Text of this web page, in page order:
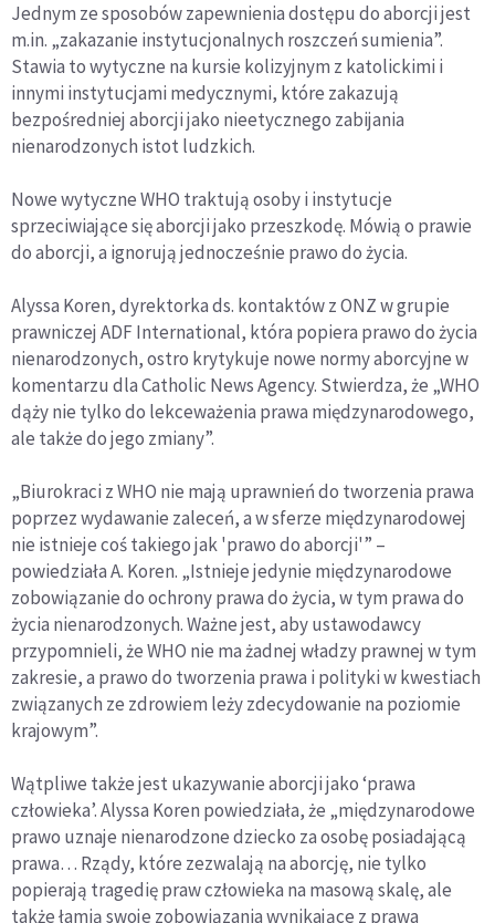
Jednym ze sposobów zapewnienia dostępu do aborcji jest
m.in. „zakazanie instytucjonalnych roszczeń sumienia”.
Stawia to wytyczne na kursie kolizyjnym z katolickimi i
innymi instytucjami medycznymi, które zakazują
bezpośredniej aborcji jako nieetycznego zabijania
nienarodzonych istot ludzkich.
Nowe wytyczne WHO traktują osoby i instytucje
sprzeciwiające się aborcji jako przeszkodę. Mówią o prawie
do aborcji, a ignorują jednocześnie prawo do życia.
Alyssa Koren, dyrektorka ds. kontaktów z ONZ w grupie
prawniczej ADF International, która popiera prawo do życia
nienarodzonych, ostro krytykuje nowe normy aborcyjne w
komentarzu dla Catholic News Agency. Stwierdza, że „WHO
dąży nie tylko do lekceważenia prawa międzynarodowego,
ale także do jego zmiany”.
„Biurokraci z WHO nie mają uprawnień do tworzenia prawa
poprzez wydawanie zaleceń, a w sferze międzynarodowej
nie istnieje coś takiego jak 'prawo do aborcji'” –
powiedziała A. Koren. „Istnieje jedynie międzynarodowe
zobowiązanie do ochrony prawa do życia, w tym prawa do
życia nienarodzonych. Ważne jest, aby ustawodawcy
przypomnieli, że WHO nie ma żadnej władzy prawnej w tym
zakresie, a prawo do tworzenia prawa i polityki w kwestiach
związanych ze zdrowiem leży zdecydowanie na poziomie
krajowym”.
Wątpliwe także jest ukazywanie aborcji jako ‘prawa
człowieka’. Alyssa Koren powiedziała, że „międzynarodowe
prawo uznaje nienarodzone dziecko za osobę posiadającą
prawa… Rządy, które zezwalają na aborcję, nie tylko
popierają tragedię praw człowieka na masową skalę, ale
także łamią swoje zobowiązania wynikające z prawa